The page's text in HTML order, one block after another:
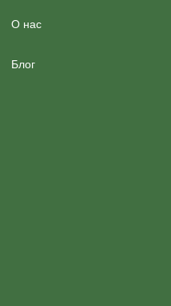
О нас
Блог